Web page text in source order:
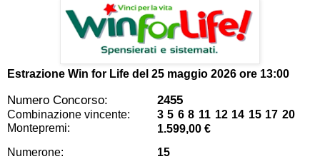
Estrazione Win for Life del 25 maggio 2026 ore 13:00
Numero Concorso: 2455
Combinazione vincente:
3 5 6 8 11 12 14 15 17 20
Montepremi:
1.599,00 €
Numerone:
15